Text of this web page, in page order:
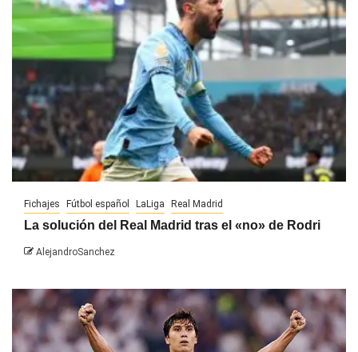
Fichajes Fútbol español LaLiga Real Madrid
La solución del Real Madrid tras el «no» de Rodri
AlejandroSanchez